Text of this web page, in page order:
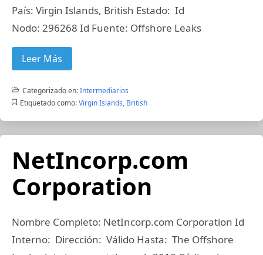
País: Virgin Islands, British Estado: Id
Nodo: 296268 Id Fuente: Offshore Leaks
Leer Más
Categorizado en:Intermediarios
Etiquetado como: Virgin Islands, British
NetIncorp.com
Corporation
Nombre Completo: NetIncorp.com Corporation Id
Interno: Dirección: Válido Hasta: The Offshore